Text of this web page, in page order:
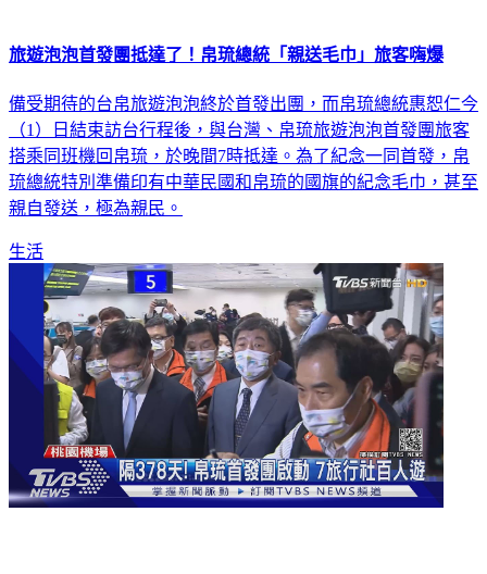
旅遊泡泡首發團抵達了！帛琉總統「親送毛巾」旅客嗨爆
備受期待的台帛旅遊泡泡終於首發出團，而帛琉總統惠恕仁今
（1）日結束訪台行程後，與台灣、帛琉旅遊泡泡首發團旅客
搭乘同班機回帛琉，於晚間7時抵達。為了紀念一同首發，帛
琉總統特別準備印有中華民國和帛琉的國旗的紀念毛巾，甚至
親自發送，極為親民。
生活